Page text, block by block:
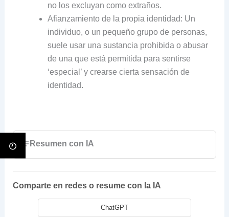
no los excluyan como extraños.
Afianzamiento de la propia identidad: Un
individuo, o un pequeño grupo de personas,
suele usar una sustancia prohibida o abusar
de una que está permitida para sentirse
‘especial’ y crearse cierta sensación de
identidad.
Resumen con IA
Comparte en redes o resume con la IA
ChatGPT